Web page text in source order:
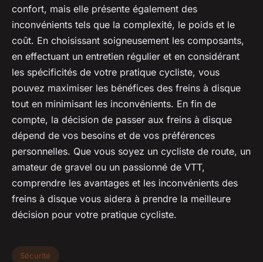
confort, mais elle présente également des
inconvénients tels que la complexité, le poids et le
coût. En choisissant soigneusement les composants,
en effectuant un entretien régulier et en considérant
les spécificités de votre pratique cycliste, vous
pouvez maximiser les bénéfices des freins à disque
tout en minimisant les inconvénients. En fin de
compte, la décision de passer aux freins à disque
dépend de vos besoins et de vos préférences
personnelles. Que vous soyez un cycliste de route, un
amateur de gravel ou un passionné de VTT,
comprendre les avantages et les inconvénients des
freins à disque vous aidera à prendre la meilleure
décision pour votre pratique cycliste.
Sécurité